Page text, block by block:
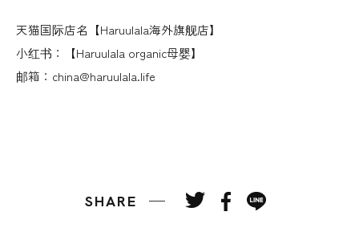
天猫国际店名【Haruulala海外旗舰店】
小红书：【Haruulala organic母婴】
邮箱：china@haruulala.life
SHARE